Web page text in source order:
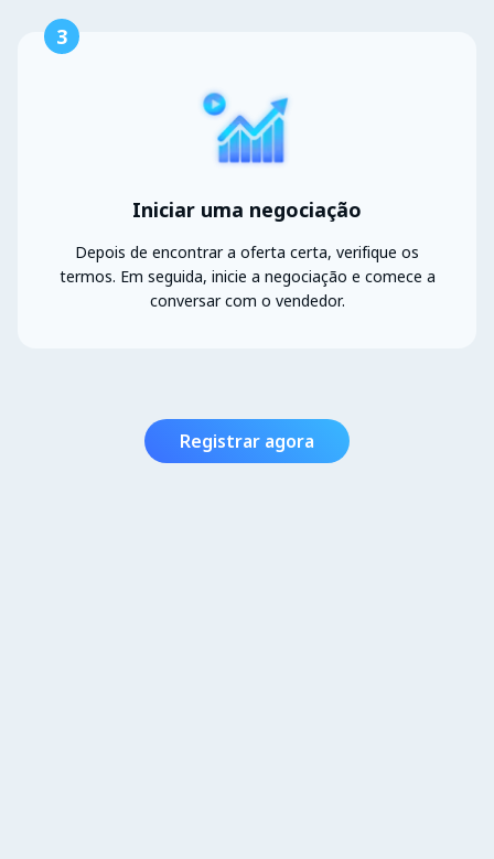
3
Iniciar uma negociação
Depois de encontrar a oferta certa, verifique os
termos. Em seguida, inicie a negociação e comece a
conversar com o vendedor.
Registrar agora